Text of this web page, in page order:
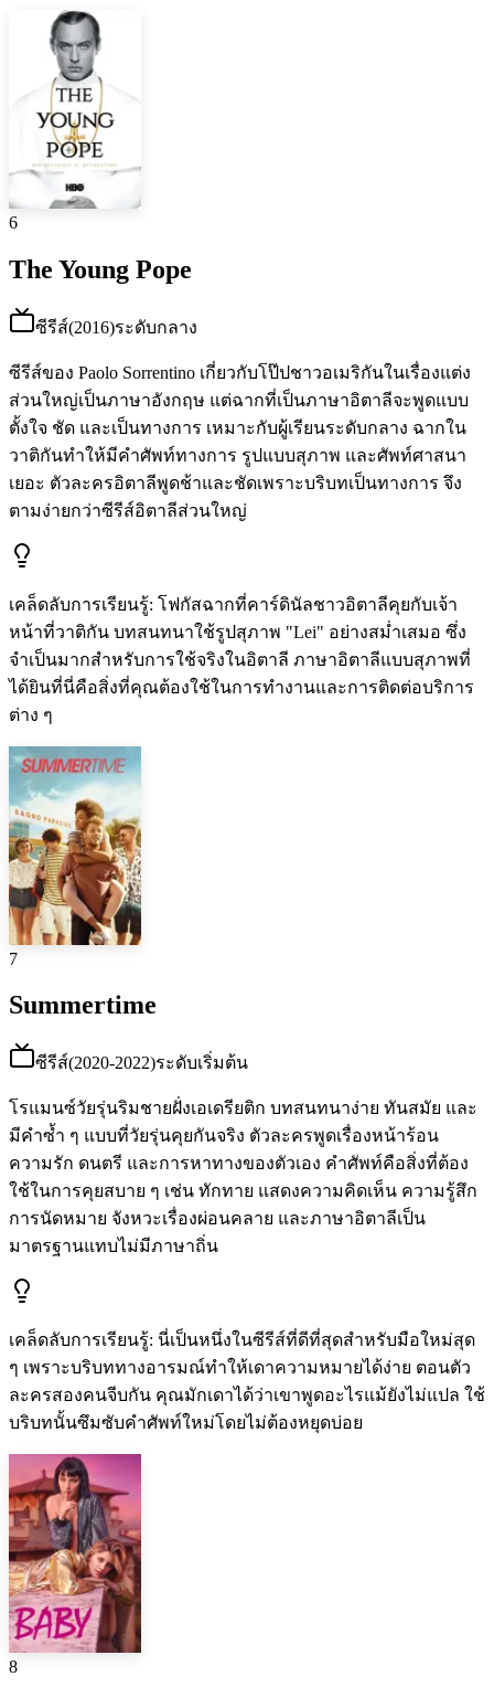
6
The Young Pope
ซีรีส์(2016)ระดับกลาง
ซีรีส์ของ Paolo Sorrentino เกี่ยวกับโป๊ปชาวอเมริกันในเรื่องแต่ง
ส่วนใหญ่เป็นภาษาอังกฤษ แต่ฉากที่เป็นภาษาอิตาลีจะพูดแบบ
ตั้งใจ ชัด และเป็นทางการ เหมาะกับผู้เรียนระดับกลาง ฉากใน
วาติกันทำให้มีคำศัพท์ทางการ รูปแบบสุภาพ และศัพท์ศาสนา
เยอะ ตัวละครอิตาลีพูดช้าและชัดเพราะบริบทเป็นทางการ จึง
ตามง่ายกว่าซีรีส์อิตาลีส่วนใหญ่
เคล็ดลับการเรียนรู้: โฟกัสฉากที่คาร์ดินัลชาวอิตาลีคุยกับเจ้า
หน้าที่วาติกัน บทสนทนาใช้รูปสุภาพ "Lei" อย่างสม่ำเสมอ ซึ่ง
จำเป็นมากสำหรับการใช้จริงในอิตาลี ภาษาอิตาลีแบบสุภาพที่
ได้ยินที่นี่คือสิ่งที่คุณต้องใช้ในการทำงานและการติดต่อบริการ
ต่าง ๆ
7
Summertime
ซีรีส์(2020-2022)ระดับเริ่มต้น
โรแมนซ์วัยรุ่นริมชายฝั่งเอเดรียติก บทสนทนาง่าย ทันสมัย และ
มีคำซ้ำ ๆ แบบที่วัยรุ่นคุยกันจริง ตัวละครพูดเรื่องหน้าร้อน
ความรัก ดนตรี และการหาทางของตัวเอง คำศัพท์คือสิ่งที่ต้อง
ใช้ในการคุยสบาย ๆ เช่น ทักทาย แสดงความคิดเห็น ความรู้สึก
การนัดหมาย จังหวะเรื่องผ่อนคลาย และภาษาอิตาลีเป็น
มาตรฐานแทบไม่มีภาษาถิ่น
เคล็ดลับการเรียนรู้: นี่เป็นหนึ่งในซีรีส์ที่ดีที่สุดสำหรับมือใหม่สุด
ๆ เพราะบริบททางอารมณ์ทำให้เดาความหมายได้ง่าย ตอนตัว
ละครสองคนจีบกัน คุณมักเดาได้ว่าเขาพูดอะไรแม้ยังไม่แปล ใช้
บริบทนั้นซึมซับคำศัพท์ใหม่โดยไม่ต้องหยุดบ่อย
8